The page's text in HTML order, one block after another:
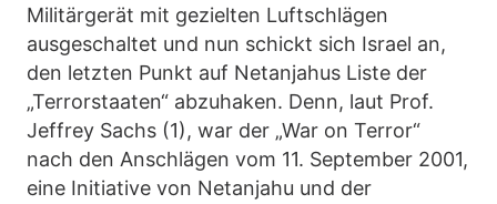
Militärgerät mit gezielten Luftschlägen
ausgeschaltet und nun schickt sich Israel an,
den letzten Punkt auf Netanjahus Liste der
„Terrorstaaten“ abzuhaken. Denn, laut Prof.
Jeffrey Sachs (1), war der „War on Terror“
nach den Anschlägen vom 11. September 2001,
eine Initiative von Netanjahu und der